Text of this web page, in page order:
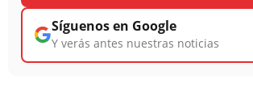
Síguenos en Google
Y verás antes nuestras noticias